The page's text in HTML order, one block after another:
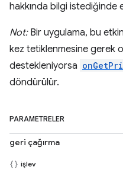
hakkında bilgi istediğinde
Not:Bir uygulama, bu
kez tetiklenmesine gerek
destekleniyorsa
döndürülür.
PARAMETRELER
geri çağırma
işlev